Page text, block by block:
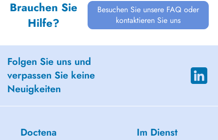
Brauchen Sie
Hilfe?
Besuchen Sie unsere FAQ oder
kontaktieren Sie uns
Folgen Sie uns und
verpassen Sie keine
Neuigkeiten
Doctena Im Dienst